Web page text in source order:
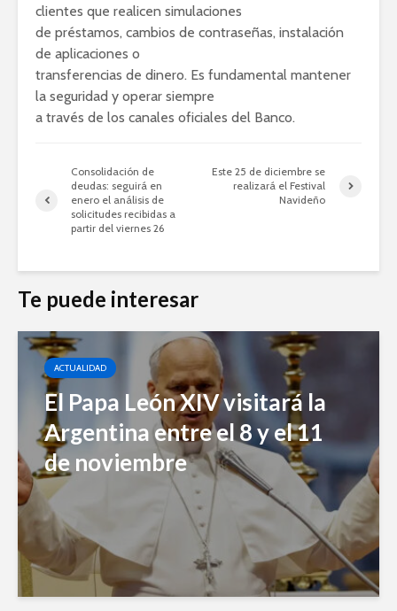
clientes que realicen simulaciones
de préstamos, cambios de contraseñas, instalación
de aplicaciones o
transferencias de dinero. Es fundamental mantener
la seguridad y operar siempre
a través de los canales oficiales del Banco.
Consolidación de
deudas: seguirá en
enero el análisis de
solicitudes recibidas a
partir del viernes 26
Este 25 de diciembre se
realizará el Festival
Navideño
Te puede interesar
ACTUALIDAD
El Papa León XIV visitará la
Argentina entre el 8 y el 11
de noviembre